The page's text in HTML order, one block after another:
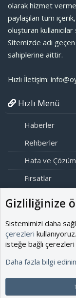
olarak hizmet
paylaşılan tüm
oluşturan
Sitemizde adı
sahiplerine aittir.
Hızlı İletişim:
Hızlı Menü
Haberler
Rehberler
Hata ve
Fırsatlar
Online
Aktif Alemciler
Tüm Alemciler
Çevrim içi istatistikleri
oturumlar içerebilir.
Gizliliğinize
Sistemimizi daha
çerezleri
isteğe bağlı çerezleri
Daha fazla bilgi